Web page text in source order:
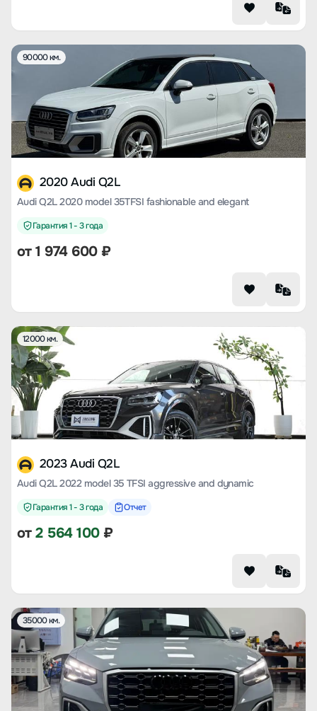
90000 км.
2020 Audi Q2L
Audi Q2L 2020 model 35TFSI fashionable and elegant
Гарантия 1 - 3 года
от1 974 600₽
12000 км.
2023 Audi Q2L
Audi Q2L 2022 model 35 TFSI aggressive and dynamic
Гарантия 1 - 3 года Отчет
от2 564 100₽
35000 км.